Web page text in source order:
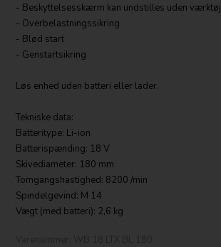
- Beskyttelsesskærm kan undstilles uden værktøj
- Overbelastningssikring
- Blød start
- Genstartsikring
Løs enhed uden batteri eller lader.
Tekniske data:
Batteritype: Li-ion
Batterispænding: 18 V
Skivediameter: 180 mm
Tomgangshastighed: 8200 /min
Spindelgevind: M 14
Vægt (med batteri): 2,6 kg